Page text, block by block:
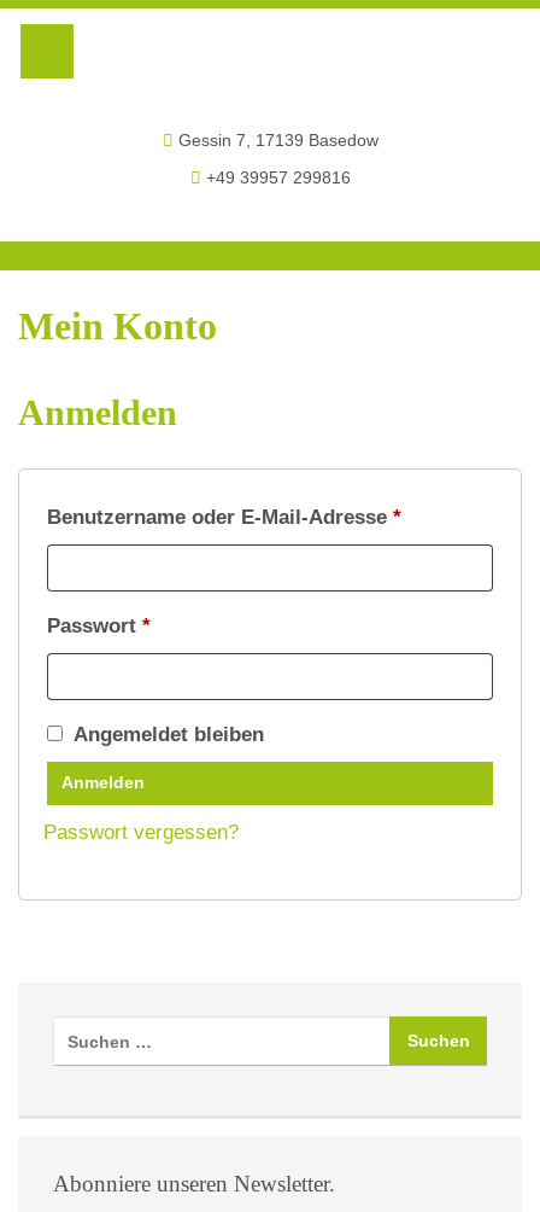
Gessin 7, 17139 Basedow
+49 39957 299816
Die Meck-Schweizer
Mein Konto
Anmelden
Benutzername oder E-Mail-Adresse *Erforderlich
Passwort *Erforderlich
Angemeldet bleiben
Anmelden
Passwort vergessen?
Abonniere unseren Newsletter.